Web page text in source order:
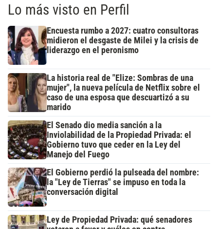
Lo más visto en Perfil
Encuesta rumbo a 2027: cuatro consultoras
midieron el desgaste de Milei y la crisis de
liderazgo en el peronismo
La historia real de "Elize: Sombras de una
mujer", la nueva película de Netflix sobre el
caso de una esposa que descuartizó a su
marido
El Senado dio media sanción a la
Inviolabilidad de la Propiedad Privada: el
Gobierno tuvo que ceder en la Ley del
Manejo del Fuego
El Gobierno perdió la pulseada del nombre:
la "Ley de Tierras" se impuso en toda la
conversación digital
Ley de Propiedad Privada: qué senadores